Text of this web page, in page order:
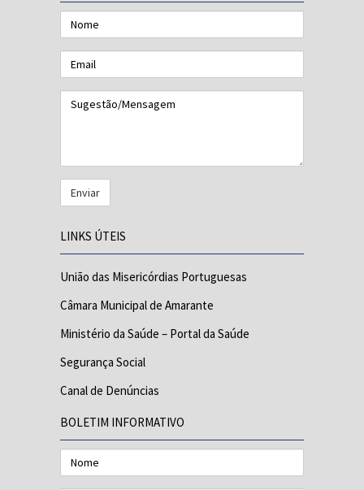
Nome
Email
Sugestão/Mensagem
LINKS ÚTEIS
União das Misericórdias Portuguesas
Câmara Municipal de Amarante
Ministério da Saúde – Portal da Saúde
Segurança Social
Canal de Denúncias
BOLETIM INFORMATIVO
Nome